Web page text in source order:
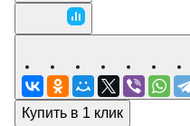
Купить в 1 клик